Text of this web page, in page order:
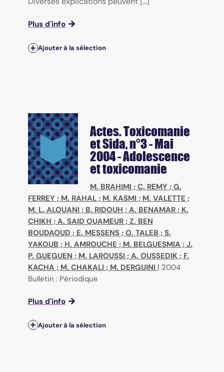
Plus d'info
Ajouter à la sélection
Actes. Toxicomanie
et Sida, n°3 - Mai
2004 - Adolescence
et toxicomanie
M. BRAHIMI ; C. REMY ; G.
FERREY ; M. RAHAL ; M. KASMI ; M. VALETTE ;
M. L. ALOUANI ; B. RIDOUH ; A. BENAMAR ; K.
CHIKH ; A. SAID OUAMEUR ; Z. BEN
BOUDAOUD ; E. MESSENS ; O. TALEB ; S.
YAKOUB ; H. AMROUCHE ; M. BELGUESMIA ; J.
P. GUEGUEN ; M. LAROUSSI ; A. OUSSEDIK ; F.
KACHA ; M. CHAKALI ; M. DERGUINI | 2004
Bulletin : Périodique
Plus d'info
Ajouter à la sélection